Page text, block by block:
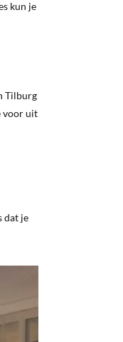
kun je
Tilburg
voor uit
dat je